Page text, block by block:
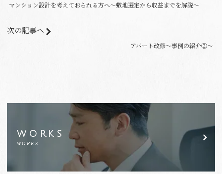
マンション設計を考えておられる方へ～敷地選定から収益までを解説～
次の記事へ
アパート改修～事例の紹介②～
WORKS
WORKS